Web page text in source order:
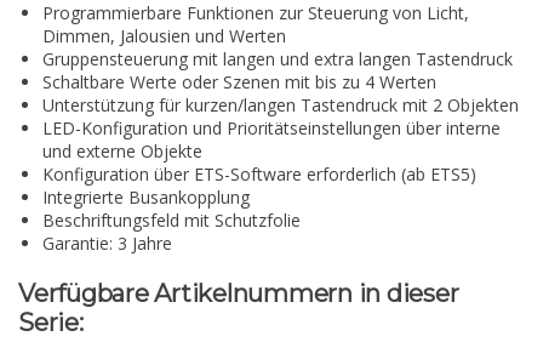
Programmierbare Funktionen zur Steuerung von Licht,
Dimmen, Jalousien und Werten
Gruppensteuerung mit langen und extra langen Tastendruck
Schaltbare Werte oder Szenen mit bis zu 4 Werten
Unterstützung für kurzen/langen Tastendruck mit 2 Objekten
LED-Konfiguration und Prioritätseinstellungen über interne
und externe Objekte
Konfiguration über ETS-Software erforderlich (ab ETS5)
Integrierte Busankopplung
Beschriftungsfeld mit Schutzfolie
Garantie: 3 Jahre
Verfügbare Artikelnummern in dieser
Serie: